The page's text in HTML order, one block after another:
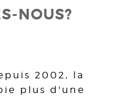
NOUS?
2002, la
plus d'une